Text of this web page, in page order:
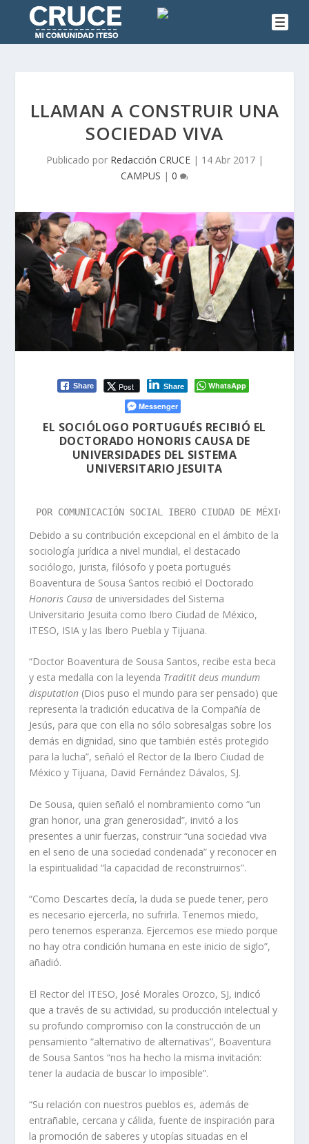
LLAMAN A CONSTRUIR UNA
SOCIEDAD VIVA
Publicado por Redacción CRUCE| 14 Abr 2017|
CAMPUS | 0
Share Post Share
WhatsApp
Messenger
EL SOCIÓLOGO PORTUGUÉS RECIBIÓ EL
DOCTORADO HONORIS CAUSA DE
UNIVERSIDADES DEL SISTEMA
UNIVERSITARIO JESUITA
POR COMUNICACIÓN SOCIAL IBERO CIUDAD DE MÉXICO
Debido a su contribución excepcional en el ámbito de la
sociología jurídica a nivel mundial, el destacado
sociólogo, jurista, filósofo y poeta portugués
Boaventura de Sousa Santos recibió el Doctorado
Honoris Causa de universidades del Sistema
Universitario Jesuita como Ibero Ciudad de México,
ITESO, ISIA y las Ibero Puebla y Tijuana.
“Doctor Boaventura de Sousa Santos, recibe esta beca
y esta medalla con la leyenda Traditit deus mundum
disputation (Dios puso el mundo para ser pensado) que
representa la tradición educativa de la Compañía de
Jesús, para que con ella no sólo sobresalgas sobre los
demás en dignidad, sino que también estés protegido
para la lucha”, señaló el Rector de la Ibero Ciudad de
México y Tijuana, David Fernández Dávalos, SJ.
De Sousa, quien señaló el nombramiento como “un
gran honor, una gran generosidad”, invitó a los
presentes a unir fuerzas, construir “una sociedad viva
en el seno de una sociedad condenada” y reconocer en
la espiritualidad “la capacidad de reconstruirnos”.
“Como Descartes decía, la duda se puede tener, pero
es necesario ejercerla, no sufrirla. Tenemos miedo,
pero tenemos esperanza. Ejercemos ese miedo porque
no hay otra condición humana en este inicio de siglo”,
añadió.
El Rector del ITESO, José Morales Orozco, SJ, indicó
que a través de su actividad, su producción intelectual y
su profundo compromiso con la construcción de un
pensamiento “alternativo de alternativas”, Boaventura
de Sousa Santos “nos ha hecho la misma invitación:
tener la audacia de buscar lo imposible”.
“Su relación con nuestros pueblos es, además de
entrañable, cercana y cálida, fuente de inspiración para
la promoción de saberes y utopías situadas en el